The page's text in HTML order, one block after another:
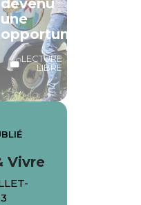
devenu
une
opportunité
LECTURE
LIBRE
Vivre